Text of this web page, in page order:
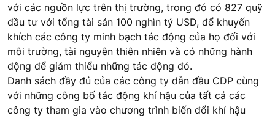
với các nguồn lực trên thị trường, trong đó có 827 quỹ
đầu tư với tổng tài sản 100 nghìn tỷ USD, để khuyến
khích các công ty minh bạch tác động của họ đối với
môi trường, tài nguyên thiên nhiên và có những hành
động để giảm thiểu những tác động đó.
Danh sách đầy đủ của các công ty dẫn đầu CDP cùng
với những công bố tác động khí hậu của tất cả các
công ty tham gia vào chương trình biến đổi khí hậu